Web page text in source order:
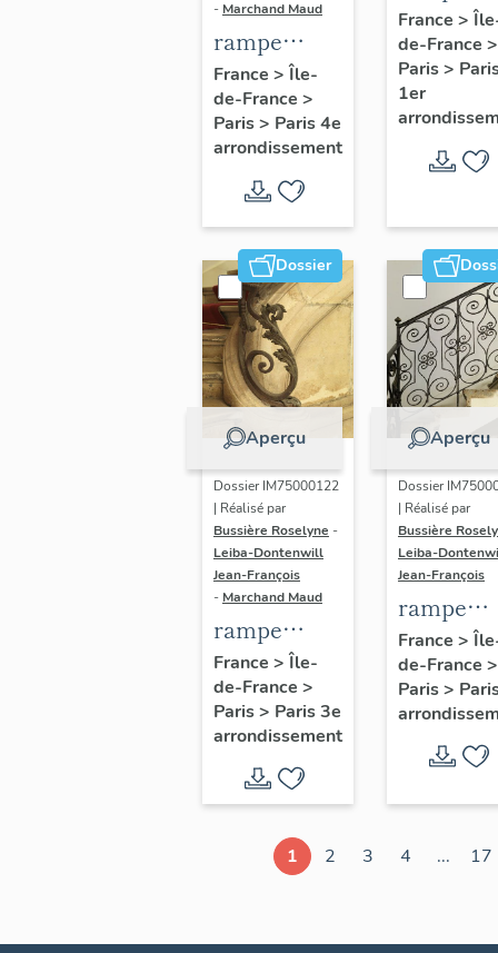
- Marchand Maud
rampe
d'appui,
escalier de
la maison à
cochère
dite hôtel
Charpentier
(non étudié)
France > Île-
de-France >
Paris> Paris 4e
arrondissement
d'appui,
escalier
la
porte
cochère
(non
France >
de-France >
Paris>
1er
Dossier
Aperçu
Dossier IM75000122
| Réalisé par
Bussière Roselyne -
Leiba-Dontenwill
Jean-François
- Marchand Maud
rampe
d'appui,
escalier de
la maison à
cochère
(non étudié)
France > Île-
de-France >
Paris> Paris 3e
arrondissement
Aperçu
Dossier
| Réalisé par
Bussière
Leiba-
Jean-François
rampe
d'appui,
escalier
la
cochère
(non
France >
de-France >
Paris>
1 2 3 4 ... 17